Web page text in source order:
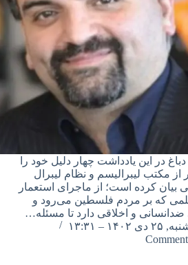
در این یادداشت چهار دلیل خود را
از مکتب لیبرالیسم و نظام لیبرال
بیان کرده است؛ از ماجرای استعمار
که بر مردم فلسطین می‌رود و
و اخلاقی دارد تا مسئله…
۱۴۰۲ – ۱۳:۳۱